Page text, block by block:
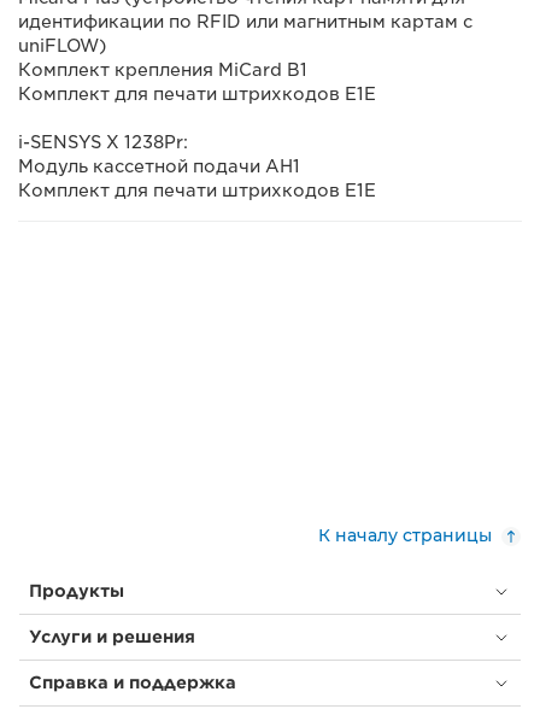
идентификации по RFID или магнитным картам с
uniFLOW)
Комплект крепления MiCard B1
Комплект для печати штрихкодов E1E
i-SENSYS X 1238Pr:
Модуль кассетной подачи AH1
Комплект для печати штрихкодов E1E
К началу страницы
Продукты
Услуги и решения
Справка и поддержка